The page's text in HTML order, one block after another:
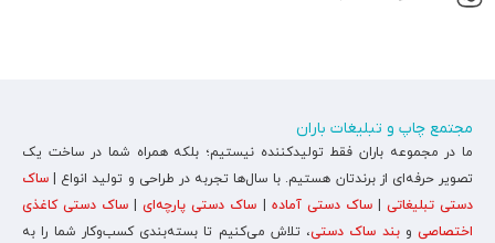
مجتمع چاپ و تبلیغات باران
ما در مجموعه باران فقط تولیدکننده نیستیم؛ بلکه همراه شما در ساخت یک
تصویر حرفه‌ای از برندتان هستیم. با سال‌ها تجربه در طراحی و تولید انواع | ساک
دستی تبلیغاتی |ساک دستی آماده ساک دستی پارچه‌ای| ساک دستی کاغذی
اختصاصی وبند ساک دستی، تلاش می‌کنیم تا بسته‌بندی کسب‌وکار شما را به